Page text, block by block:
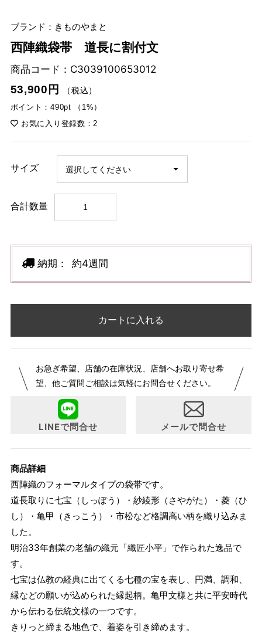
ブランド：きものやまと
西陣織袋帯 道長に割付文
商品コード： C3039100653012
53,900円
（税込）
ポイント：490pt （1%）
お気に入り登録数：2
サイズ
合計数量
納期： 約4週間
カートに入れる
お急ぎ希望、店舗の在庫状況、店舗へお取り寄せ希
望、他ご質問ご相談は気軽にお問合せください。
LINEで問合せ メールで問合せ
商品詳細
西陣織のフォーマルタイプの袋帯です。
道長取りに七宝（しっぽう）・紗綾形（さやがた）・菱（ひ
し）・亀甲（きっこう）・市松など格調高い柄を織り込みま
した。
明治33年創業の老舗の織元「織匠小平」で作られた逸品で
す。
七宝は仏教の経典に出てくる七種の宝を表し、円満、調和、
縁などの願いが込められた縁起柄。亀甲文様と共に平安時代
から伝わる伝統文様の一つです。
きりっと締まる地色で、着姿を引き締めます。